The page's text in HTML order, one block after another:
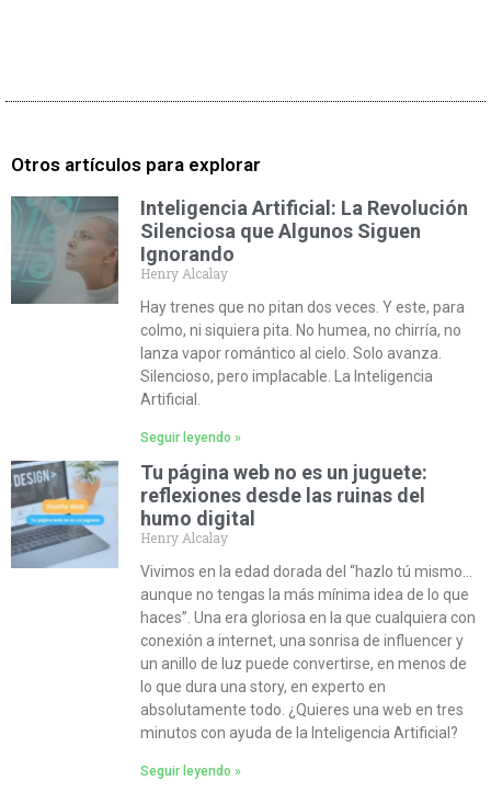
Otros artículos para explorar
Inteligencia Artificial: La Revolución
Silenciosa que Algunos Siguen
Ignorando
Henry Alcalay
Hay trenes que no pitan dos veces. Y este, para
colmo, ni siquiera pita. No humea, no chirría, no
lanza vapor romántico al cielo. Solo avanza.
Silencioso, pero implacable. La Inteligencia
Artificial.
Seguir leyendo »
Tu página web no es un juguete:
reflexiones desde las ruinas del
humo digital
Henry Alcalay
Vivimos en la edad dorada del “hazlo tú mismo…
aunque no tengas la más mínima idea de lo que
haces”. Una era gloriosa en la que cualquiera con
conexión a internet, una sonrisa de influencer y
un anillo de luz puede convertirse, en menos de
lo que dura una story, en experto en
absolutamente todo. ¿Quieres una web en tres
minutos con ayuda de la Inteligencia Artificial?
Seguir leyendo »